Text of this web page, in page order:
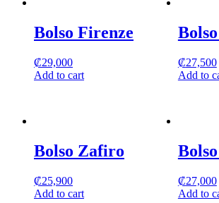
Bolso Firenze
₡29,000
Add to cart
₡27,500
Add to
Bolso Zafiro
₡25,900
Add to cart
₡27,000
Add to